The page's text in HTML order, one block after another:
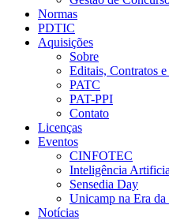
Normas
PDTIC
Aquisições
Sobre
Editais, Contratos
PATC
PAT-PPI
Contato
Licenças
Eventos
CINFOTEC
Inteligência
Sensedia Day
Unicamp na Era
Notícias